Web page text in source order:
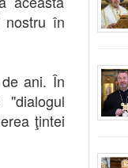
nostru în
ani. În
ţintei